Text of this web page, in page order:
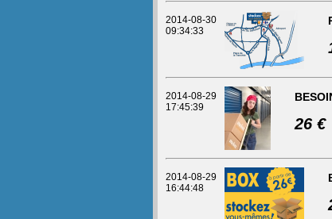
2014-08-30
09:34:33
2014-08-29
17:45:39
26 €
2014-08-29
16:44:48